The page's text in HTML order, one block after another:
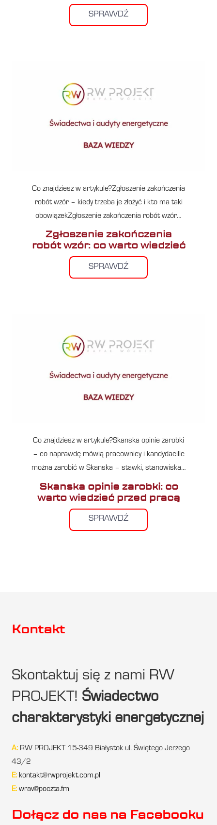
SPRAWDŹ
Co znajdziesz w artykule?Zgłoszenie zakończenia
robót wzór – kiedy trzeba je złożyć i kto ma taki
obowiązekZgłoszenie zakończenia robót wzór…
Zgłoszenie zakończenia
robót wzór: co warto wiedzieć
SPRAWDŹ
Co znajdziesz w artykule?Skanska opinie zarobki
– co naprawdę mówią pracownicy i kandydaciIle
można zarobić w Skanska – stawki, stanowiska…
Skanska opinie zarobki: co
warto wiedzieć przed pracą
SPRAWDŹ
Kontakt
Skontaktuj się z nami RW
PROJEKT! Świadectwo
charakterystyki energetycznej
A: RW PROJEKT 15-349 Białystok ul. Świętego Jerzego
43/2
E: kontakt@rwprojekt.com.pl
E: wrav@poczta.fm
Dołącz do nas na Facebooku